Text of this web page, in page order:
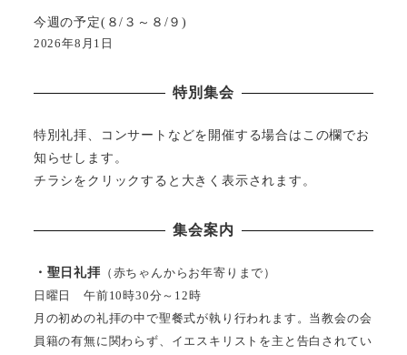
今週の予定(８/３～８/９)
2026年8月1日
特別集会
特別礼拝、コンサートなどを開催する場合はこの欄でお
知らせします。
チラシをクリックすると大きく表示されます。
集会案内
・聖日礼拝 （赤ちゃんからお年寄りまで）
日曜日 午前10時30分～12時
月の初めの礼拝の中で聖餐式が執り行われます。当教会の会
員籍の有無に関わらず、イエスキリストを主と告白されてい